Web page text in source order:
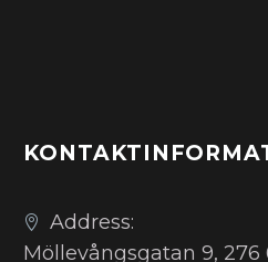
Address:
Möllevångsgatan 9, 276